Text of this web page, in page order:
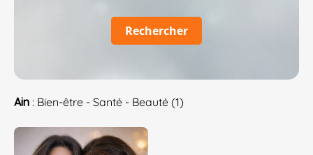
Rechercher
Ain : Bien-être - Santé - Beauté (1)